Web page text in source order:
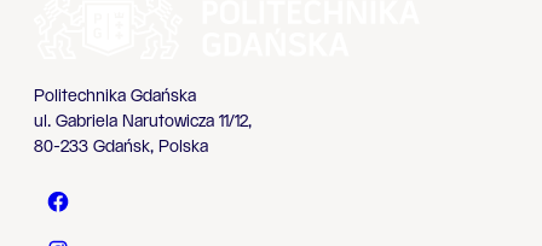
Politechnika Gdańska
ul. Gabriela Narutowicza 11/12,
80-233 Gdańsk, Polska
Politechnika Gdańska - Facebook